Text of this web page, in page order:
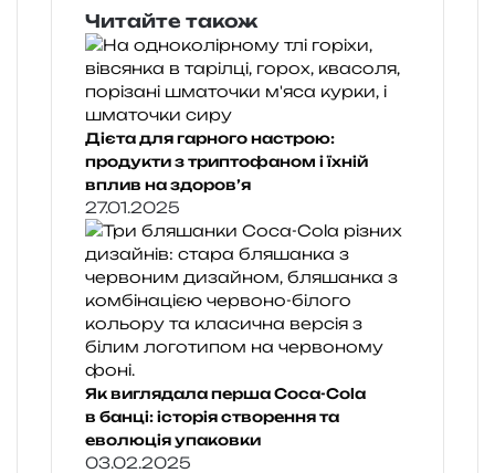
Читайте також
Дієта для гарного настрою:
продукти з триптофаном і їхній
вплив на здоров’я
27.01.2025
Як виглядала перша Coca-Cola
в банці: історія створення та
еволюція упаковки
03.02.2025